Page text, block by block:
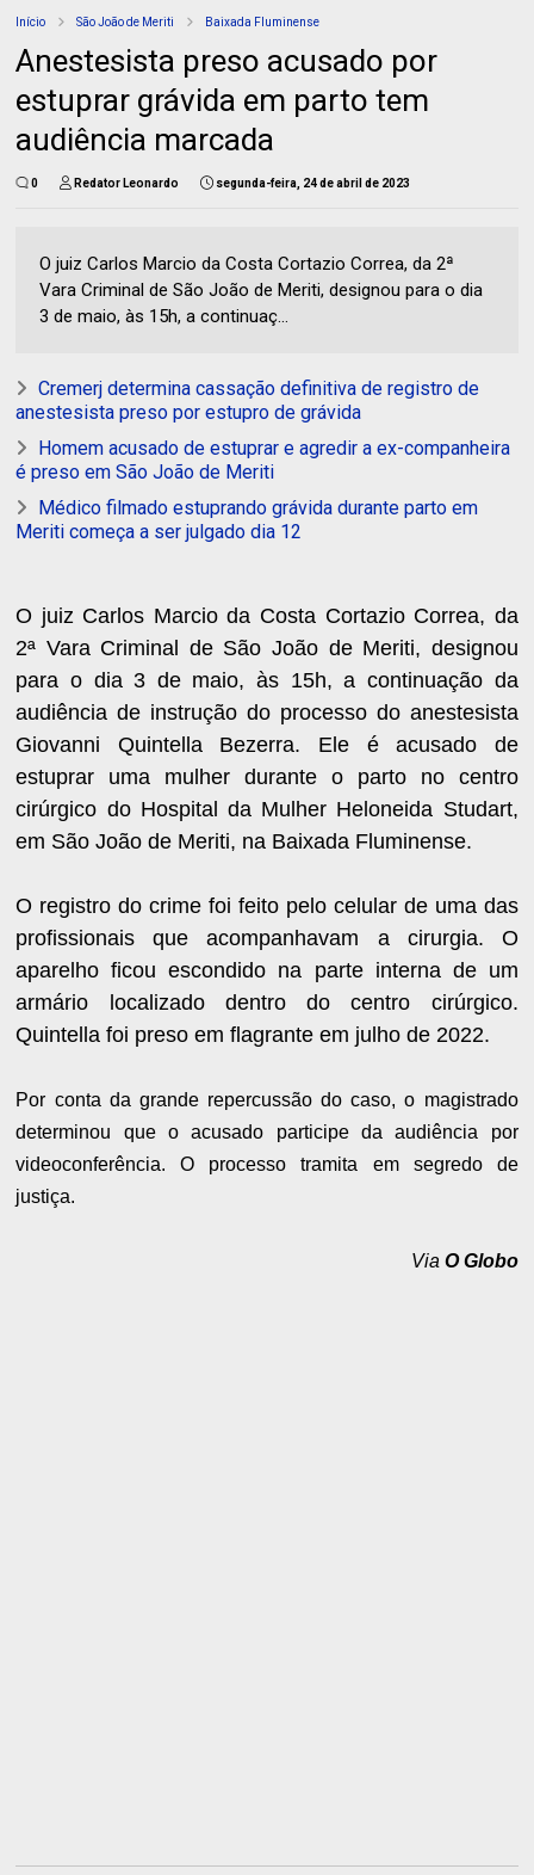
Início São João de Meriti Baixada Fluminense
Anestesista preso acusado por
estuprar grávida em parto tem
audiência marcada
0 Redator Leonardo segunda-feira, 24 de abril de 2023
O juiz Carlos Marcio da Costa Cortazio Correa, da 2ª
Vara Criminal de São João de Meriti, designou para o dia
3 de maio, às 15h, a continuaç...
Cremerj determina cassação definitiva de registro de
anestesista preso por estupro de grávida
Homem acusado de estuprar e agredir a ex-companheira
é preso em São João de Meriti
Médico filmado estuprando grávida durante parto em
Meriti começa a ser julgado dia 12
O juiz Carlos Marcio da Costa Cortazio Correa, da
2ª Vara Criminal de São João de Meriti, designou
para o dia 3 de maio, às 15h, a continuação da
audiência de instrução do processo do anestesista
Giovanni Quintella Bezerra. Ele é acusado de
estuprar uma mulher durante o parto no centro
cirúrgico do Hospital da Mulher Heloneida Studart,
em São João de Meriti, na Baixada Fluminense.
O registro do crime foi feito pelo celular de uma das
profissionais que acompanhavam a cirurgia. O
aparelho ficou escondido na parte interna de um
armário localizado dentro do centro cirúrgico.
Quintella foi preso em flagrante em julho de 2022.
Por conta da grande repercussão do caso, o magistrado
determinou que o acusado participe da audiência por
videoconferência. O processo tramita em segredo de
justiça.
Via O Globo